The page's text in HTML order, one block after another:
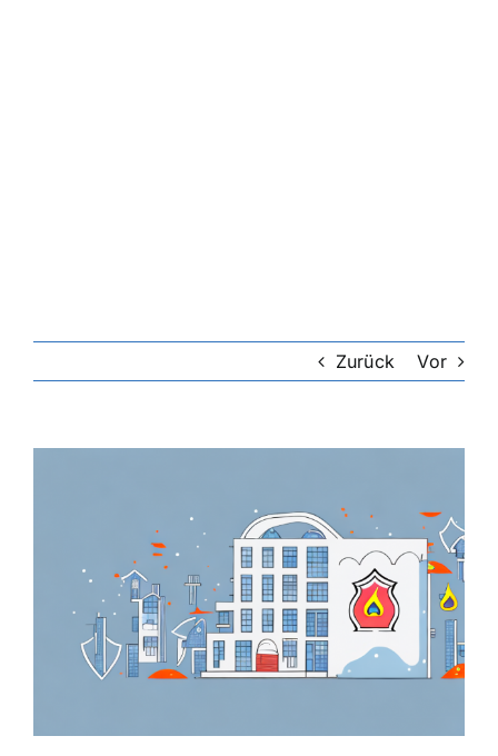
Hundekrankenversicherung
Weitere Tarifvergleiche
Hilfe und Kontakt
Zurück Vor